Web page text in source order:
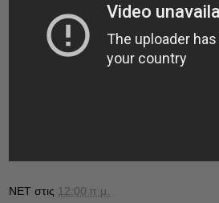
NET στις 12:00 π.μ.